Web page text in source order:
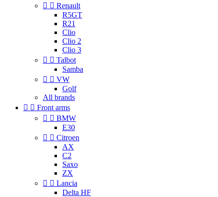
  Renault
R5GT
R21
Clio
Clio 2
Clio 3
  Talbot
Samba
  VW
Golf
All brands
  Front arms
  BMW
E30
  Citroen
AX
C2
Saxo
ZX
  Lancia
Delta HF